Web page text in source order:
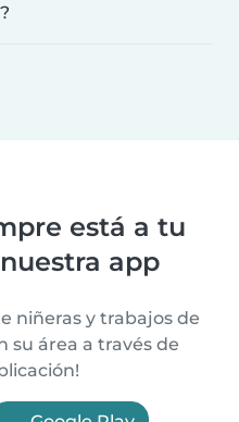
está a tu
app
niñeras y trabajos de
su área a través de